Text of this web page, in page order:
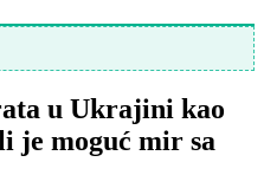
u Ukrajini kao
je moguć mir sa